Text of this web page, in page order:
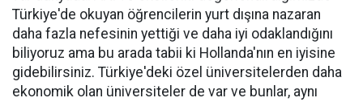
Türkiye'de okuyan öğrencilerin yurt dışına nazaran
daha fazla nefesinin yettiği ve daha iyi odaklandığını
biliyoruz ama bu arada tabii ki Hollanda'nın en iyisine
gidebilirsiniz. Türkiye'deki özel üniversitelerden daha
ekonomik olan üniversiteler de var ve bunlar, aynı